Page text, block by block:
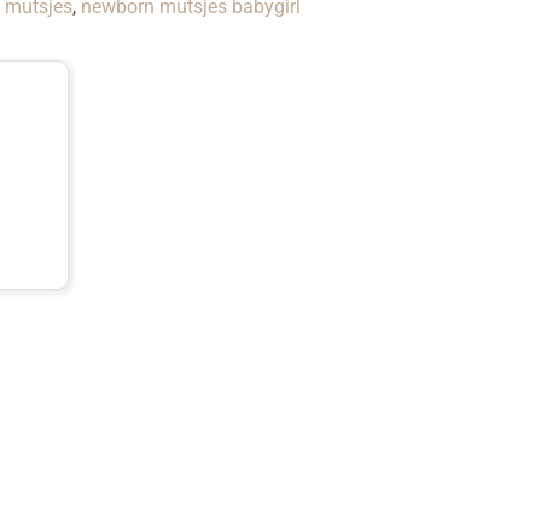
mutsjes, newborn mutsjes babygirl